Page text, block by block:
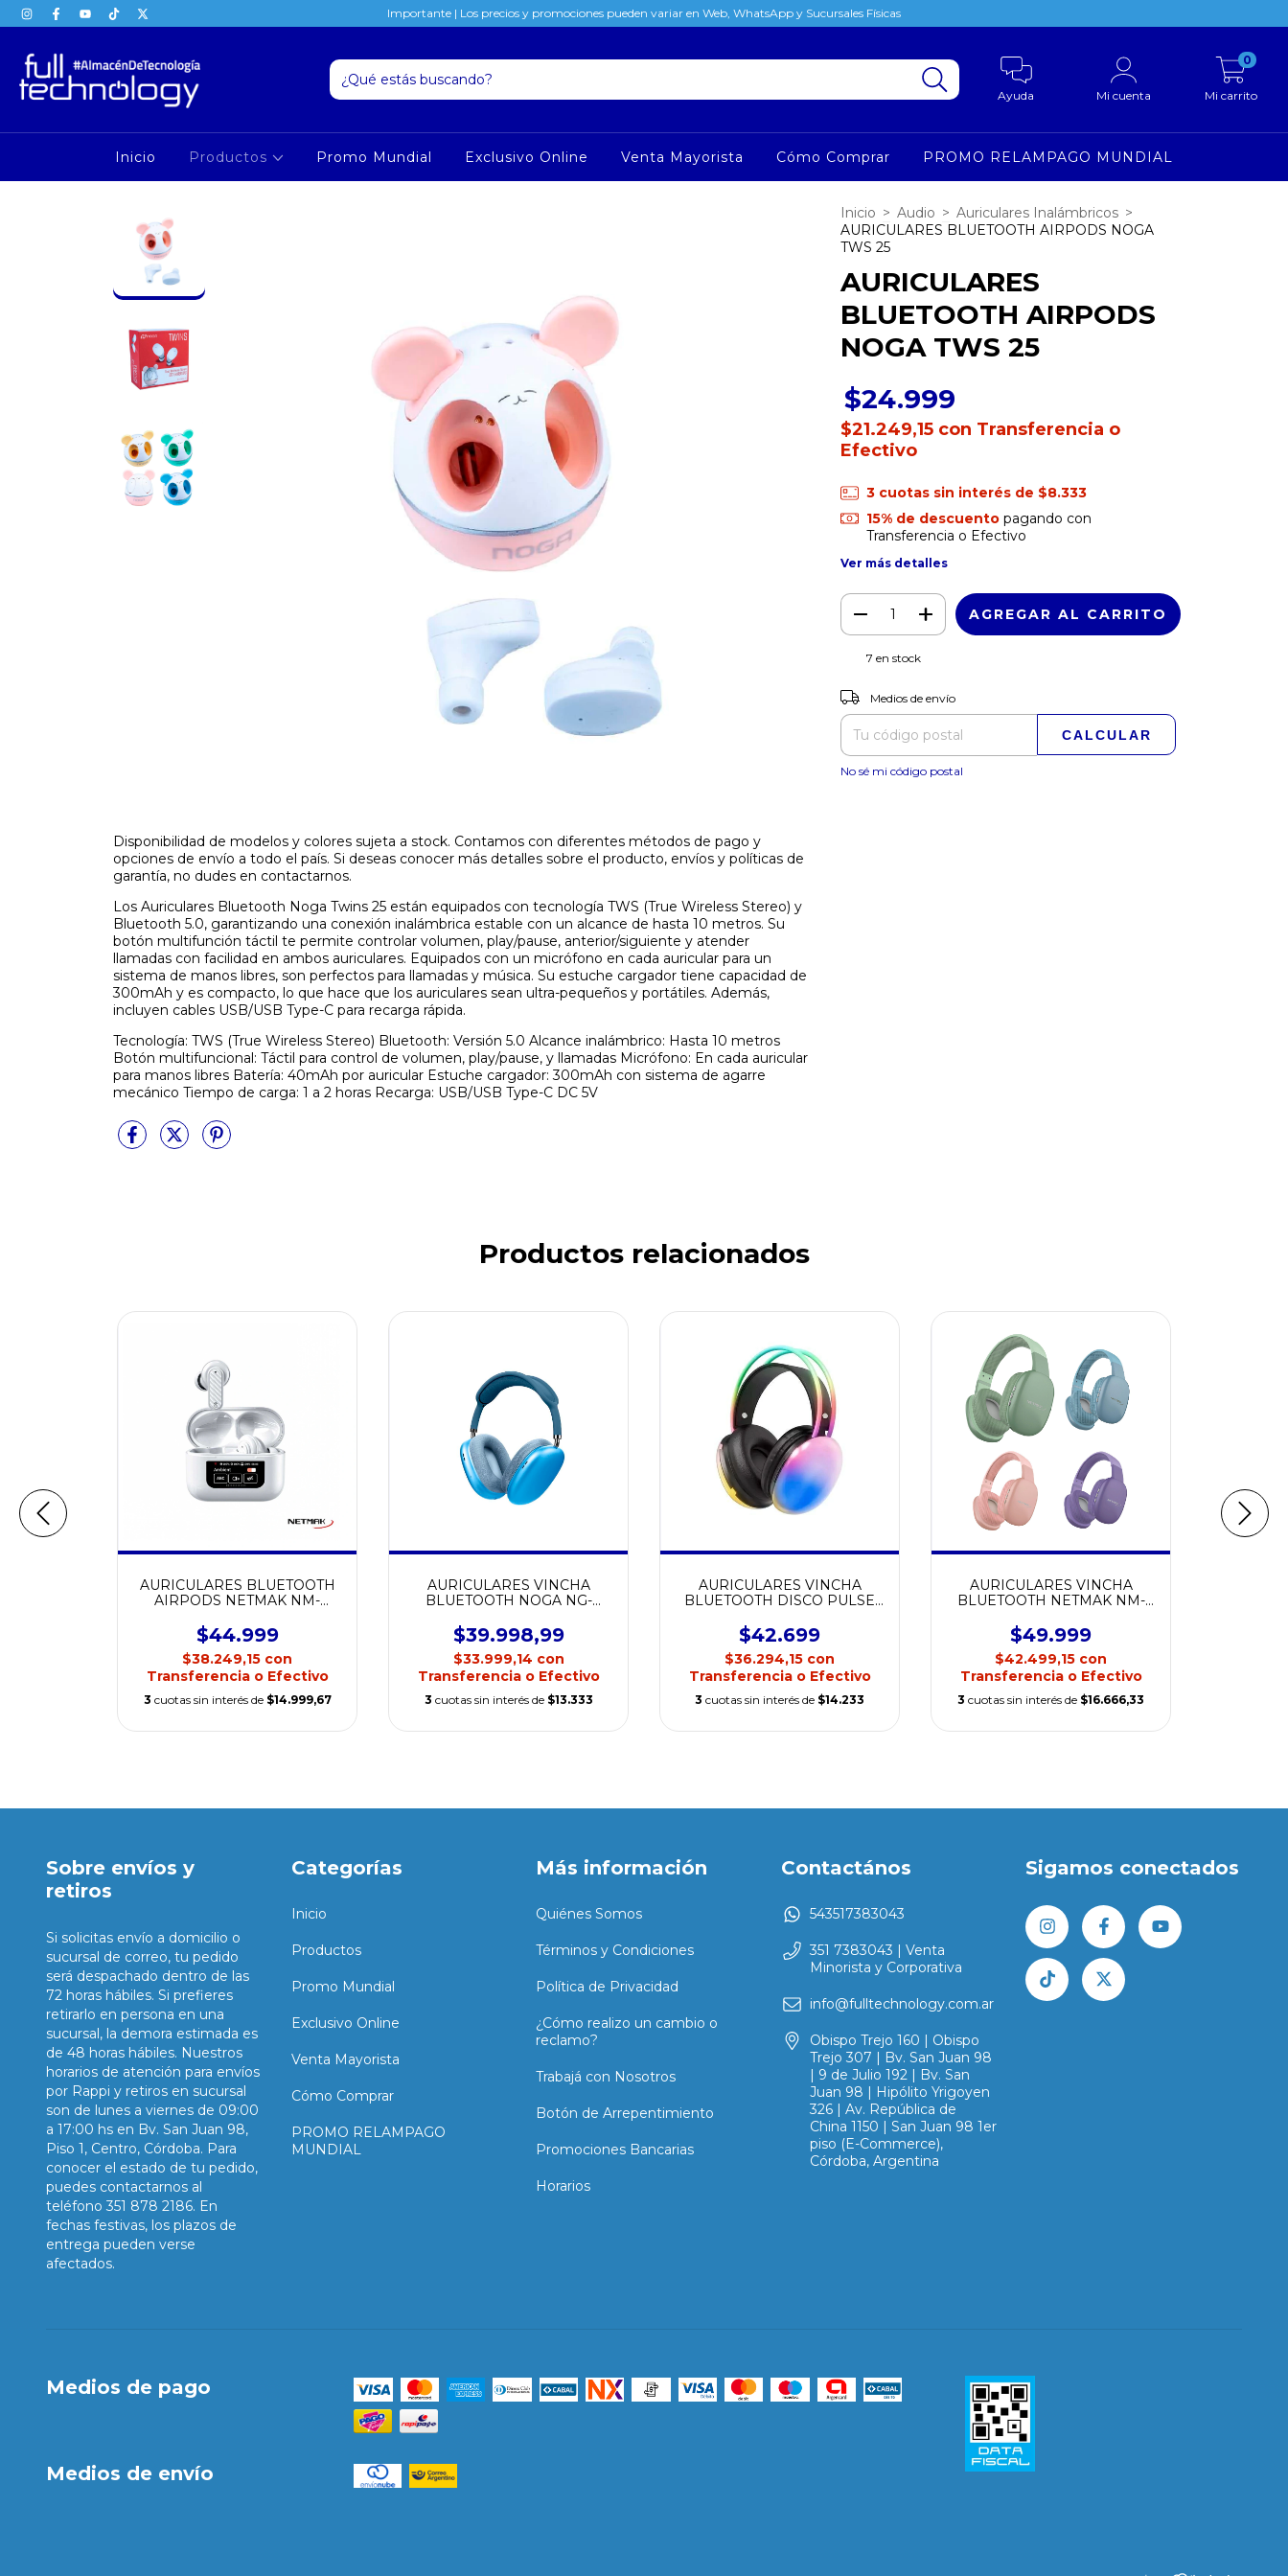
Importante | Los precios y promociones pueden variar en Web, WhatsApp y Sucursales Físicas
Ayuda Mi cuenta Mi carrito
0
Inicio Productos Promo Mundial Exclusivo Online Venta Mayorista Cómo Comprar PROMO RELAMPAGO MUNDIAL
Disponibilidad de modelos y colores sujeta a stock. Contamos con diferentes métodos de pago y
opciones de envío a todo el país. Si deseas conocer más detalles sobre el producto, envíos y políticas de
garantía, no dudes en contactarnos.
Los Auriculares Bluetooth Noga Twins 25 están equipados con tecnología TWS (True Wireless Stereo) y
Bluetooth 5.0, garantizando una conexión inalámbrica estable con un alcance de hasta 10 metros. Su
botón multifunción táctil te permite controlar volumen, play/pause, anterior/siguiente y atender
llamadas con facilidad en ambos auriculares. Equipados con un micrófono en cada auricular para un
sistema de manos libres, son perfectos para llamadas y música. Su estuche cargador tiene capacidad de
300mAh y es compacto, lo que hace que los auriculares sean ultra-pequeños y portátiles. Además,
incluyen cables USB/USB Type-C para recarga rápida.
Tecnología: TWS (True Wireless Stereo) Bluetooth: Versión 5.0 Alcance inalámbrico: Hasta 10 metros
Botón multifuncional: Táctil para control de volumen, play/pause, y llamadas Micrófono: En cada auricular
para manos libres Batería: 40mAh por auricular Estuche cargador: 300mAh con sistema de agarre
mecánico Tiempo de carga: 1 a 2 horas Recarga: USB/USB Type-C DC 5V
Inicio > Audio > Auriculares Inalámbricos >
AURICULARES BLUETOOTH AIRPODS NOGA
TWS 25
AURICULARES
BLUETOOTH AIRPODS
NOGA TWS 25
$24.999
$21.249,15 con Transferencia o
Efectivo
3 cuotas sin interés de $8.333
15% de descuentopagando con
Transferencia o Efectivo
Ver más detalles
7 en stock
Entregas para el CP:
Medios de envío
CALCULAR
No sé mi código postal
Productos relacionados
AURICULARES BLUETOOTH
AIRPODS NETMAK NM-
$44.999
$38.249,15 con
Transferencia o Efectivo
3 cuotas sin interés de $14.999,67
AURICULARES VINCHA
BLUETOOTH NOGA NG-
$39.998,99
$33.999,14 con
Transferencia o Efectivo
3 cuotas sin interés de $13.333
AURICULARES VINCHA
BLUETOOTH DISCO PULSE
$42.699
$36.294,15 con
Transferencia o Efectivo
3 cuotas sin interés de $14.233
AURICULARES VINCHA
BLUETOOTH NETMAK NM-
$49.999
$42.499,15 con
Transferencia o Efectivo
3 cuotas sin interés de $16.666,33
Sobre envíos y
retiros
Si solicitas envío a domicilio o
sucursal de correo, tu pedido
será despachado dentro de las
72 horas hábiles. Si prefieres
retirarlo en persona en una
sucursal, la demora estimada es
de 48 horas hábiles. Nuestros
horarios de atención para envíos
por Rappi y retiros en sucursal
son de lunes a viernes de 09:00
a 17:00 hs en Bv. San Juan 98,
Piso 1, Centro, Córdoba. Para
conocer el estado de tu pedido,
puedes contactarnos al
teléfono 351 878 2186. En
fechas festivas, los plazos de
entrega pueden verse
afectados.
Categorías
Inicio
Productos
Promo Mundial
Exclusivo Online
Venta Mayorista
Cómo Comprar
PROMO RELAMPAGO
MUNDIAL
Más información
Quiénes Somos
Términos y Condiciones
Política de Privacidad
¿Cómo realizo un cambio o
reclamo?
Trabajá con Nosotros
Botón de Arrepentimiento
Promociones Bancarias
Horarios
Contactános
543517383043
351 7383043 | Venta
Minorista y Corporativa
info@fulltechnology.com.ar
Obispo Trejo 160 | Obispo
Trejo 307 | Bv. San Juan 98
| 9 de Julio 192 | Bv. San
Juan 98 | Hipólito Yrigoyen
326 | Av. República de
China 1150 | San Juan 98 1er
piso (E-Commerce),
Córdoba, Argentina
Sigamos conectados
Medios de pago
Medios de envío